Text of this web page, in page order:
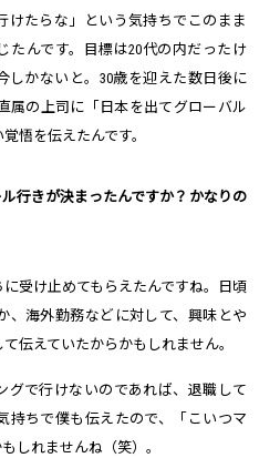
けたらな」という気持ちでこのまま
たんです。目標は20代の内だったけ
しかないと。30歳を迎えた数日後に
属の上司に「日本を出てグローバル
悟を伝えたんです。
行きが決まったんですか？かなりの
受け止めてもらえたんですね。日頃
、海外勤務などに対して、興味とや
伝えていたからかもしれません。
グで行けないのであれば、退職して
持ちで僕も伝えたので、「こいつマ
しれませんね（笑）。